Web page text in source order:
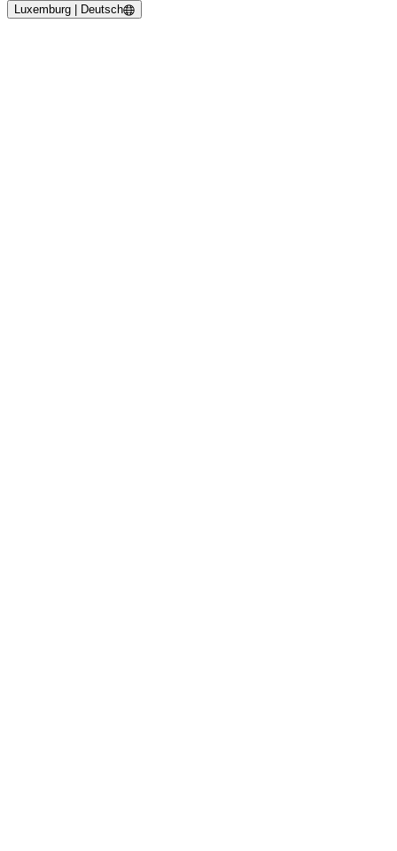
Luxemburg | Deutsch